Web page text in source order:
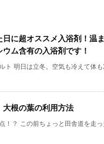
日に超オススメ入浴剤！温
ム含有の入浴剤です！
ト 明日は立冬。空気も冷えて体
大根の葉の利用方法
！？ この前ちょっと田舎道を走